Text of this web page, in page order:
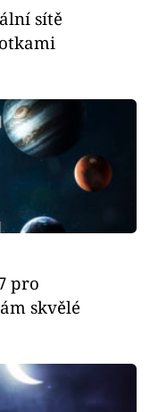
sítě
pro
skvělé